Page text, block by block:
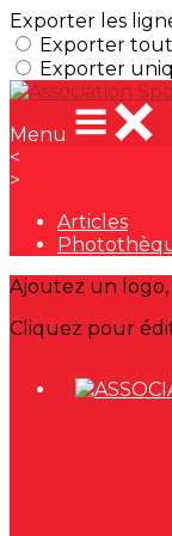
Exporter les
Exporter
Exporter
Menu
<
>
Articles
Ajoutez un logo,
Cliquez pour